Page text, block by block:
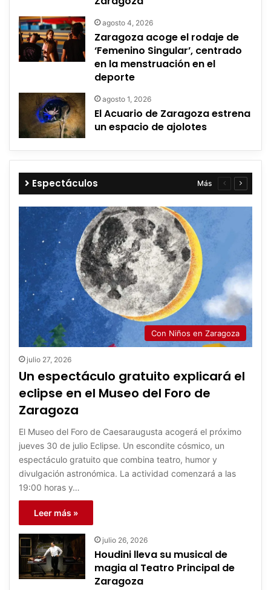
agosto 4, 2026
Zaragoza acoge el rodaje de
‘Femenino Singular’, centrado
en la menstruación en el
deporte
agosto 1, 2026
El Acuario de Zaragoza estrena
un espacio de ajolotes
Espectáculos Más
Página
anterior
Con Niños en Zaragoza
julio 27, 2026
Un espectáculo gratuito explicará el
eclipse en el Museo del Foro de
Zaragoza
El Museo del Foro de Caesaraugusta acogerá el próximo
jueves 30 de julio Eclipse. Un escondite cósmico, un
espectáculo gratuito que combina teatro, humor y
divulgación astronómica. La actividad comenzará a las
19:00 horas y…
Leer más »
julio 26, 2026
Houdini lleva su musical de
magia al Teatro Principal de
Zaragoza